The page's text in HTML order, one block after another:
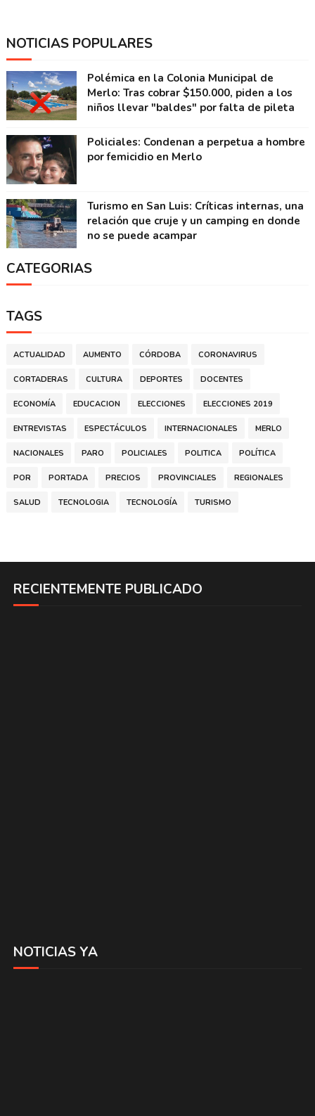
NOTICIAS POPULARES
Polémica en la Colonia Municipal de
Merlo: Tras cobrar $150.000, piden a los
niños llevar "baldes" por falta de pileta
Policiales: Condenan a perpetua a hombre
por femicidio en Merlo
Turismo en San Luis: Críticas internas, una
relación que cruje y un camping en donde
no se puede acampar
CATEGORIAS
TAGS
ACTUALIDAD AUMENTO CÓRDOBA CORONAVIRUS
CORTADERAS CULTURA DEPORTES DOCENTES
ECONOMÍA EDUCACION ELECCIONES ELECCIONES 2019
ENTREVISTAS ESPECTÁCULOS INTERNACIONALES MERLO
NACIONALES PARO POLICIALES POLITICA POLÍTICA
POR PORTADA PRECIOS PROVINCIALES REGIONALES
SALUD TECNOLOGIA TECNOLOGÍA TURISMO
RECIENTEMENTE PUBLICADO
NOTICIAS YA